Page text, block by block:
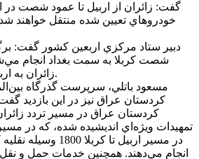
گفت: زائران از اربيل تا عمود شصت در
خودروهاي تعيين شده منتقل خواهند
دبير ستاد مرکزي اربعين کشور گفت:
شصت کربلا به سمت بغداد انجام
زائران به اربيل در آنجا مستقر هستند.
مسعود باتلي، سرپرست گذرگاه
کردستان عراق نيز در اين بازديد
کردستان عراق در مسير تردد
در مسير اربيل تا